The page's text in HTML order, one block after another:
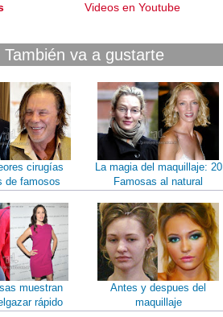
Videos en Youtube
También va a gustarte
cirugías
de famosos
La magia del maquillaje: 20
Famosas al natural
muestran
rápido
Antes y despues del
maquillaje